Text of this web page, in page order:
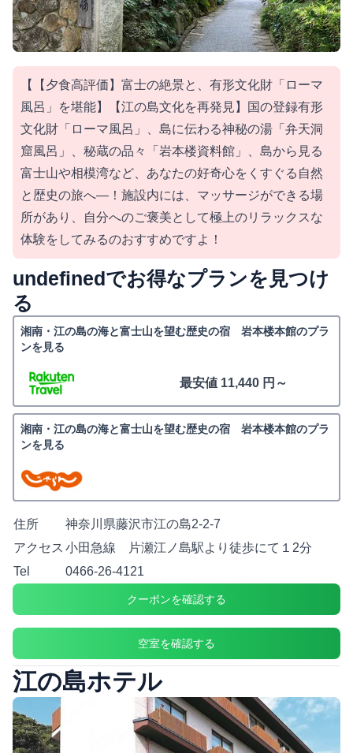
【【夕食高評価】富士の絶景と、有形文化財「ローマ
風呂」を堪能】【江の島文化を再発見】国の登録有形
文化財「ローマ風呂」、島に伝わる神秘の湯「弁天洞
窟風呂」、秘蔵の品々「岩本楼資料館」、島から見る
富士山や相模湾など、あなたの好奇心をくすぐる自然
と歴史の旅へ―！施設内には、マッサージができる場
所があり、自分へのご褒美として極上のリラックスな
体験をしてみるのおすすめですよ！
undefinedでお得なプランを見つけ
る
湘南・江の島の海と富士山を望む歴史の宿 岩本楼本館のプラ
ンを見る
最安値 11,440 円～
湘南・江の島の海と富士山を望む歴史の宿 岩本楼本館のプラ
ンを見る
住所
神奈川県藤沢市江の島2-2-7
アクセス 小田急線 片瀬江ノ島駅より徒歩にて１2分
Tel
0466-26-4121
クーポンを確認する
空室を確認する
江の島ホテル